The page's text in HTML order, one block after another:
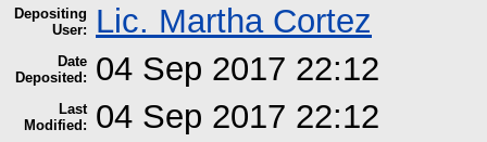
Depositing
User:
Lic. Martha Cortez
Date
Deposited:
04 Sep 2017 22:12
Last
Modified:
04 Sep 2017 22:12